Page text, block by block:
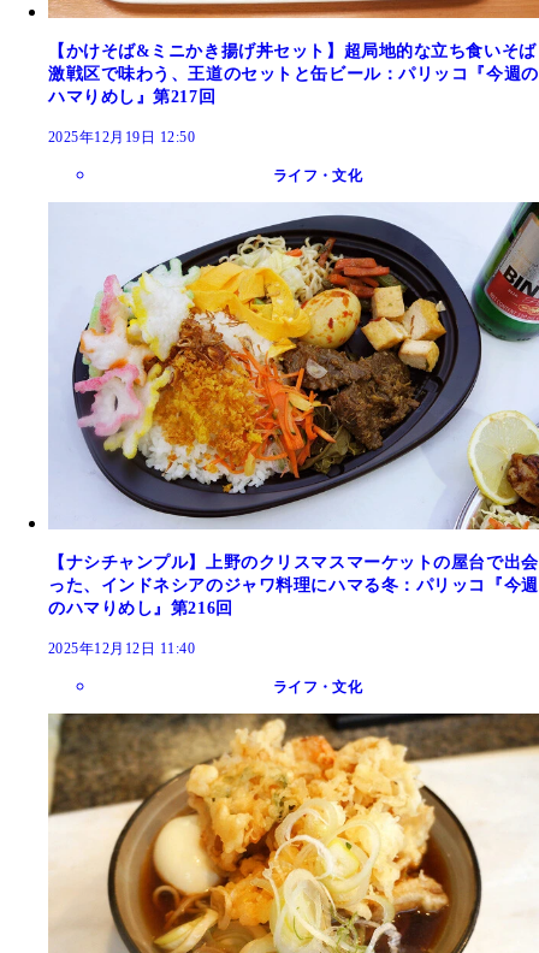
【かけそば&ミニかき揚げ丼セット】超局地的な立ち食いそば
激戦区で味わう、王道のセットと缶ビール：パリッコ『今週の
ハマりめし』第217回
2025年12月19日 12:50
ライフ・文化
【ナシチャンプル】上野のクリスマスマーケットの屋台で出会
った、インドネシアのジャワ料理にハマる冬：パリッコ『今週
のハマりめし』第216回
2025年12月12日 11:40
ライフ・文化